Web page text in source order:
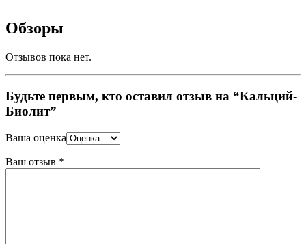
Обзоры
Отзывов пока нет.
Будьте первым, кто оставил отзыв на “Кальций-
Биолит”
Ваша оценка
Ваш отзыв *